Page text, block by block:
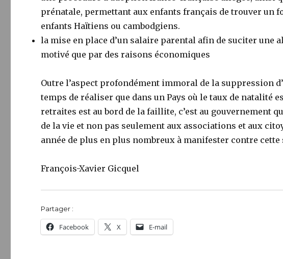
prénatale, permettant aux enfants français de trouver un
enfants Haïtiens ou cambodgiens.
la mise en place d’un salaire parental afin de suciter une
motivé que par des raisons économiques
Outre l’aspect profondément immoral de la suppression
temps de réaliser que dans un Pays où le taux de natalité
retraites est au bord de la faillite, c’est au gouvernement
de la vie et non pas seulement aux associations et aux
année de plus en plus nombreux à manifester contre
François-Xavier Gicquel
Partager :
Facebook X E-mail